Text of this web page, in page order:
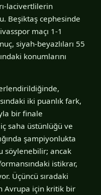
lacivertlilerin
Beşiktaş cephesinde
maçı 1-1
siyah-beyazlıları 55
konumlarını
iki puanlık fark,
bir finale
iç saha üstünlüğü ve
şampiyonlukta
söylenebilir; ancak
istikrar,
Üçüncü sıradaki
Avrupa için kritik bir